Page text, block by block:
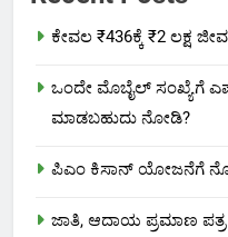
ಕೇವಲ ₹436ಕ್ಕೆ ₹2 ಲಕ್ಷ
ಒಂದೇ ಮೊಬೈಲ್ ಸಂಖ್ಯೆಗೆ
ಮಾಡಬಹುದು ನೋಡಿ?
ಪಿಎಂ ಕಿಸಾನ್ ಯೋಜನೆಗೆ
ಜಾತಿ, ಆದಾಯ ಪ್ರಮಾಣ